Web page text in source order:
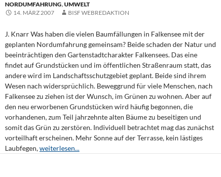
NORDUMFAHRUNG,UMWELT
14. MÄRZ 2007
BISF WEBREDAKTION
J. Knarr Was haben die vielen Baumfällungen in Falkensee mit der
geplanten Nordumfahrung gemeinsam? Beide schaden der Natur und
beeinträchtigen den Gartenstadtcharakter Falkensees. Das eine
findet auf Grundstücken und im öffentlichen Straßenraum statt, das
andere wird im Landschaftsschutzgebiet geplant. Beide sind ihrem
Wesen nach widersprüchlich. Beweggrund für viele Menschen, nach
Falkensee zu ziehen ist der Wunsch, im Grünen zu wohnen. Aber auf
den neu erworbenen Grundstücken wird häufig begonnen, die
vorhandenen, zum Teil jahrzehnte alten Bäume zu beseitigen und
somit das Grün zu zerstören. Individuell betrachtet mag das zunächst
vorteilhaft erscheinen. Mehr Sonne auf der Terrasse, kein lästiges
Laubfegen,weiterlesen...